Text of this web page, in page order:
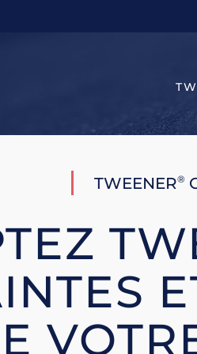
TWEENER®